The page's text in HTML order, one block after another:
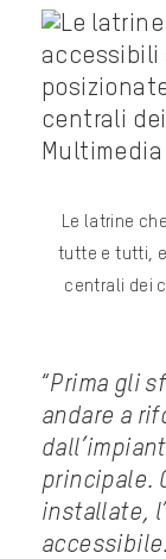
Le latrine
tutte e tutti,
centrali dei
“Prima gli
andare a
principale.
installate,